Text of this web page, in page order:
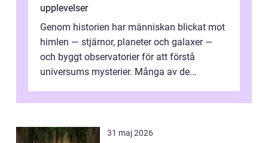
upplevelser
Genom historien har människan blickat mot
himlen — stjärnor, planeter och galaxer —
och byggt observatorier för att förstå
universums mysterier. Många av de...
31 maj 2026